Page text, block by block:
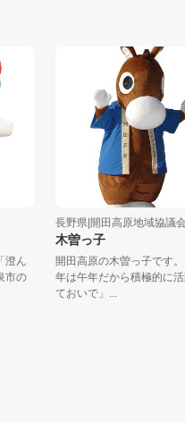
長野県|開田高原地域協議会
木曽っ子
開田高原の木曽っ子です。「今
年は午年だから積極的に活動し
ておいで」...